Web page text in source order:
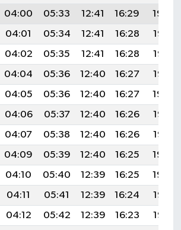
04:00 05:33 12:41 16:29
19:39
04:01 05:34 12:41 16:28
19:38
04:02 05:35 12:41 16:28
19:36
04:04 05:36 12:40 16:27
19:35
04:05 05:36 12:40 16:27
19:34
04:06 05:37 12:40 16:26
19:33
04:07 05:38 12:40 16:26
19:32
04:09 05:39 12:40 16:25
19:30
04:10 05:40 12:39 16:25
19:29
04:11 05:41 12:39 16:24
19:28
04:12 05:42 12:39 16:23
19:26